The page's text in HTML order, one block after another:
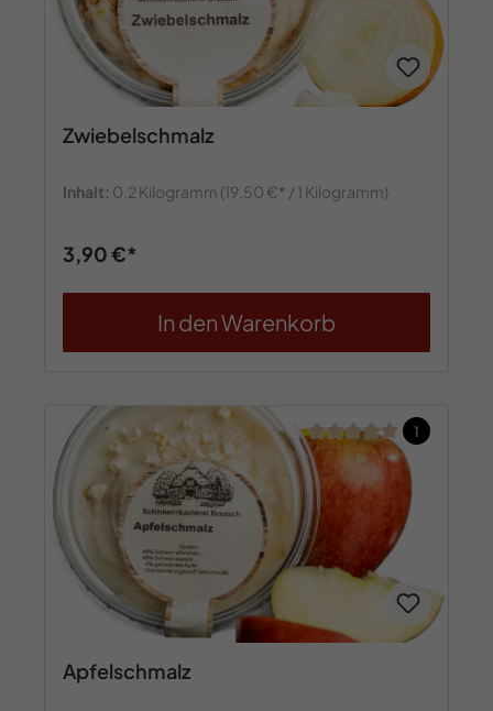
Zwiebelschmalz
Inhalt: 0.2 Kilogramm (19,50 €* / 1 Kilogramm)
3,90 €*
In den Warenkorb
Durchschnittliche
1
Apfelschmalz